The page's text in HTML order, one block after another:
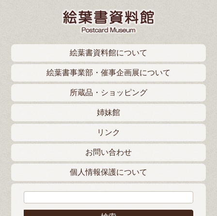
絵葉書資料館について
絵葉書事業部・催事企画展について
所蔵品・ショッピング
姉妹館
リンク
お問い合わせ
個人情報保護について